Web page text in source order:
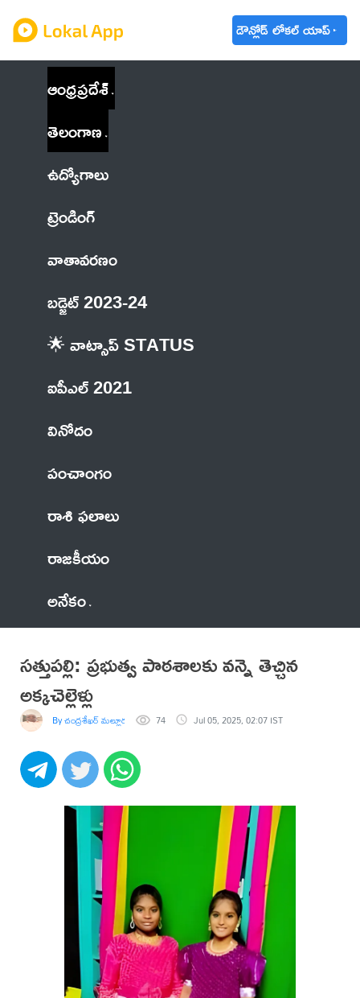
డౌన్లోడ్ లోకల్ యాప్
ఆంధ్రప్రదేశ్
తెలంగాణ
ఉద్యోగాలు
ట్రెండింగ్
వాతావరణం
బడ్జెట్ 2023-24
🌟 వాట్సాప్ STATUS
ఐపీఎల్ 2021
వినోదం
పంచాంగం
రాశి ఫలాలు
రాజకీయం
అనేకం
సత్తుపల్లి: ప్రభుత్వ పాఠశాలకు వన్నె తెచ్చిన
అక్కచెల్లెళ్లు
By చంద్రశేఖర్ మల్లూరు 74 Jul 05, 2025, 02:07 IST